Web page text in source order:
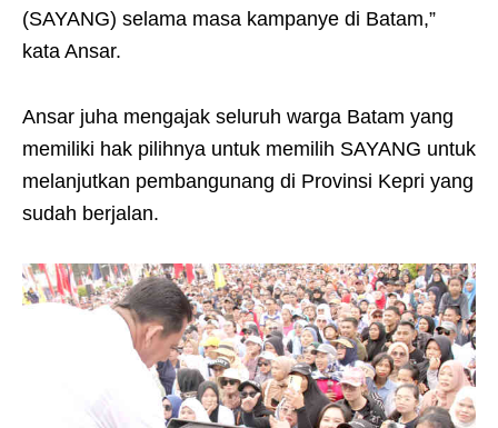
(SAYANG) selama masa kampanye di Batam,”
kata Ansar.
Ansar juha mengajak seluruh warga Batam yang
memiliki hak pilihnya untuk memilih SAYANG untuk
melanjutkan pembangunang di Provinsi Kepri yang
sudah berjalan.